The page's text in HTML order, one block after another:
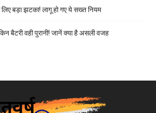
बड़ा झटका! लागू हो गए ये सख्त नियम
बैटरी वही पुरानी! जानें क्या है असली वजह